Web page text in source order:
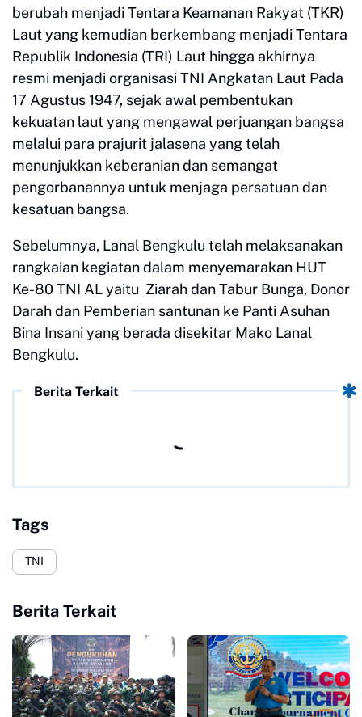
berubah menjadi Tentara Keamanan Rakyat (TKR)
Laut yang kemudian berkembang menjadi Tentara
Republik Indonesia (TRI) Laut hingga akhirnya
resmi menjadi organisasi TNI Angkatan Laut Pada
17 Agustus 1947, sejak awal pembentukan
kekuatan laut yang mengawal perjuangan bangsa
melalui para prajurit jalasena yang telah
menunjukkan keberanian dan semangat
pengorbanannya untuk menjaga persatuan dan
kesatuan bangsa.
Sebelumnya, Lanal Bengkulu telah melaksanakan
rangkaian kegiatan dalam menyemarakan HUT
Ke-80 TNI AL yaitu Ziarah dan Tabur Bunga, Donor
Darah dan Pemberian santunan ke Panti Asuhan
Bina Insani yang berada disekitar Mako Lanal
Bengkulu.
Berita Terkait
Tags
TNI
Berita Terkait